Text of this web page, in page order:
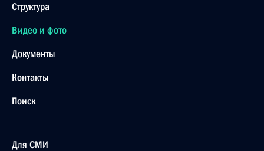
Структура
Видео и фото
Документы
Контакты
Поиск
Для СМИ